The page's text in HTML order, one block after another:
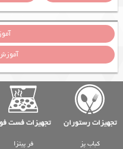
تجهیزات رستوران تجهیزات فست
کباب پز
فر پیتزا